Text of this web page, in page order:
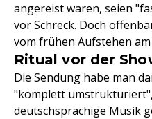
angereist waren, seien
vor Schreck. Doch
vom frühen Aufstehen
Ritual vor der
Die Sendung habe man
"komplett
deutschsprachige Musik